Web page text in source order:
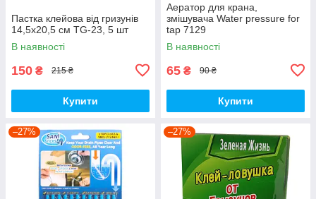
Пастка клейова від гризунів
14,5х20,5 см TG-23, 5 шт
В наявності
150 ₴ 215 ₴
Купити
Аератор для крана,
змішувача Water pressure for
tap 7129
В наявності
65 ₴ 90 ₴
Купити
–27% –27%